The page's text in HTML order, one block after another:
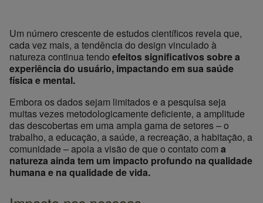
Um número crescente de estudos científicos revela que,
cada vez mais, a tendência do design vinculado à
natureza continua tendo efeitos significativos sobre a
experiência do usuário, impactando em sua saúde
física e mental.
Embora os dados sejam limitados e a pesquisa seja
muitas vezes metodologicamente deficiente, a amplitude
das descobertas em uma ampla gama de setores – o
trabalho, a educação, a saúde, a recreação, a habitação, a
comunidade – apoia a visão de que o contato com a
natureza ainda tem um impacto profundo na qualidade
humana e na qualidade de vida.